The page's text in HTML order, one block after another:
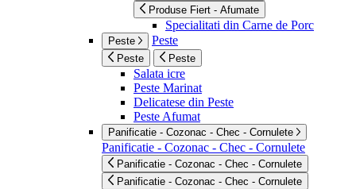
Produse Fiert - Afumate
Specialitati din Carne de Porc
Peste Peste
Peste Peste
Salata icre
Peste Marinat
Delicatese din Peste
Peste Afumat
Panificatie - Cozonac - Chec - Cornulete
Panificatie - Cozonac - Chec - Cornulete
Panificatie - Cozonac - Chec - Cornulete
Panificatie - Cozonac - Chec - Cornulete